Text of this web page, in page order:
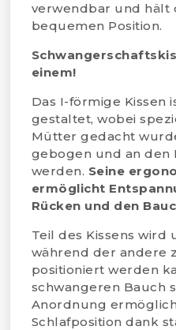
verwendbar und hält
bequemen Position.
einem!
Das I-förmige Kissen
gestaltet, wobei
Mütter gedacht
gebogen und an den
werden. Seine
ermöglicht
Rücken und den
Teil des Kissens
während der andere
positioniert werden
schwangeren Bauch
Anordnung
Schlafposition dank